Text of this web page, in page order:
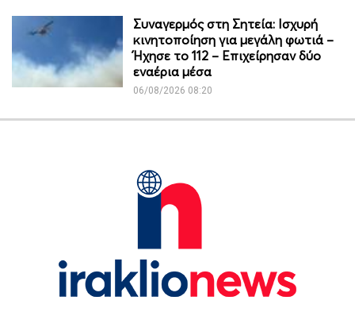
Συναγερμός στη Σητεία: Ισχυρή
κινητοποίηση για μεγάλη φωτιά –
Ήχησε το 112 – Επιχείρησαν δύο
εναέρια μέσα
06/08/2026 08:20